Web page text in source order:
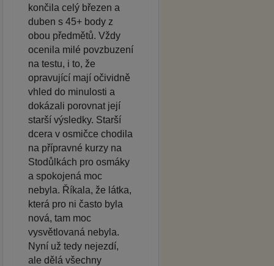
končila celý březen a
duben s 45+ body z
obou předmětů. Vždy
ocenila milé povzbuzení
na testu, i to, že
opravující mají očividně
vhled do minulosti a
dokázali porovnat její
starší výsledky. Starší
dcera v osmičce chodila
na přípravné kurzy na
Stodůlkách pro osmáky
a spokojená moc
nebyla. Říkala, že látka,
která pro ni často byla
nová, tam moc
vysvětlovaná nebyla.
Nyní už tedy nejezdí,
ale dělá všechny